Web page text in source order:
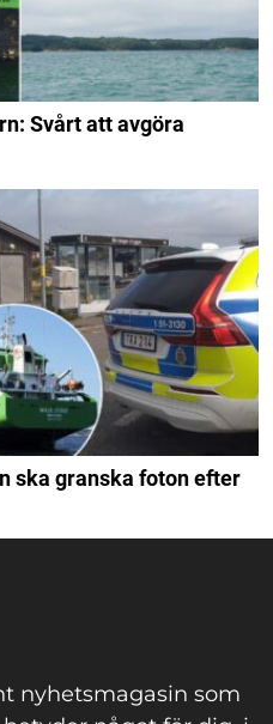
Svårt att avgöra
ska granska foton efter
nyhetsmagasin som